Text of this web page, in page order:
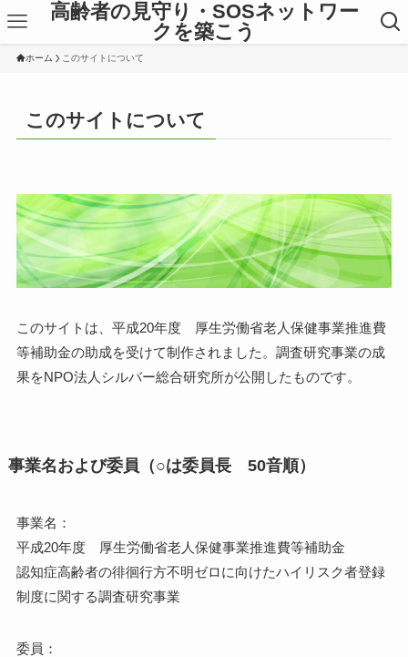
高齢者の見守り・SOSネットワー
クを築こう
ホーム このサイトについて
このサイトについて
このサイトは、平成20年度 厚生労働省老人保健事業推進費
等補助金の助成を受けて制作されました。調査研究事業の成
果をNPO法人シルバー総合研究所が公開したものです。
事業名および委員（○は委員長 50音順）
事業名：
平成20年度 厚生労働省老人保健事業推進費等補助金
認知症高齢者の徘徊行方不明ゼロに向けたハイリスク者登録
制度に関する調査研究事業
委員：